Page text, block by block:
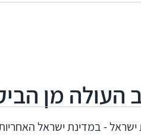
העולה מן
- במדינת ישראל